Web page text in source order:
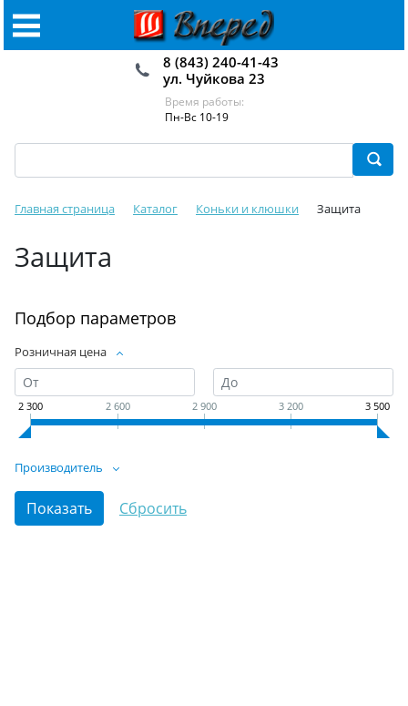
8 (843) 240-41-43
ул. Чуйкова 23
Время работы:
Пн-Вс 10-19
Главная страница Каталог Коньки и клюшки Защита
Защита
Подбор параметров
Розничная цена
2 300 2 600 2 900 3 200 3 500
Производитель